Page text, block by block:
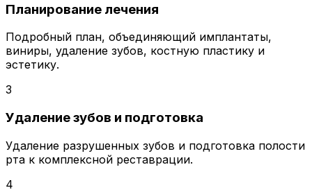
Планирование лечения
Подробный план, объединяющий имплантаты,
виниры, удаление зубов, костную пластику и
эстетику.
3
Удаление зубов и подготовка
Удаление разрушенных зубов и подготовка полости
рта к комплексной реставрации.
4